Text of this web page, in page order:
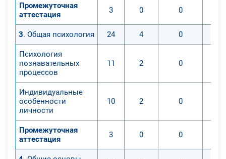
вовремя не скоррегировать
нарушение;
- составлению индивидуальной
программы на каждого ребенка или
- осуществление самой коррекции,
которая осуществляется в
подгрупповых и индивидуальных
занятий.
Промежуточная
аттестация
3 0 0
3. Общая психология 24 4 0
Психология
познавательных
процессов
11 2 0
Индивидуальные
особенности
личности
10 2 0
Промежуточная
аттестация
3 0 0